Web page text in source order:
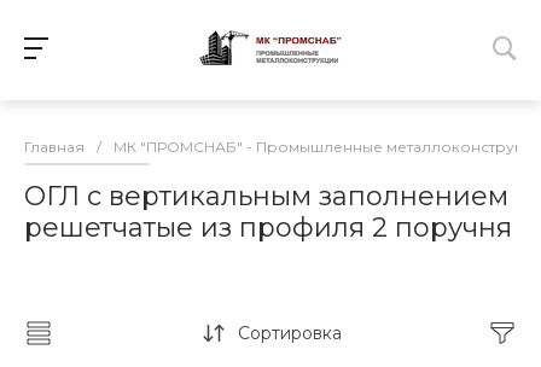
Главная / МК "ПРОМСНАБ" - Промышленные
ОГЛ с вертикальным заполнением
решетчатые из профиля 2 поручня
Сортировка